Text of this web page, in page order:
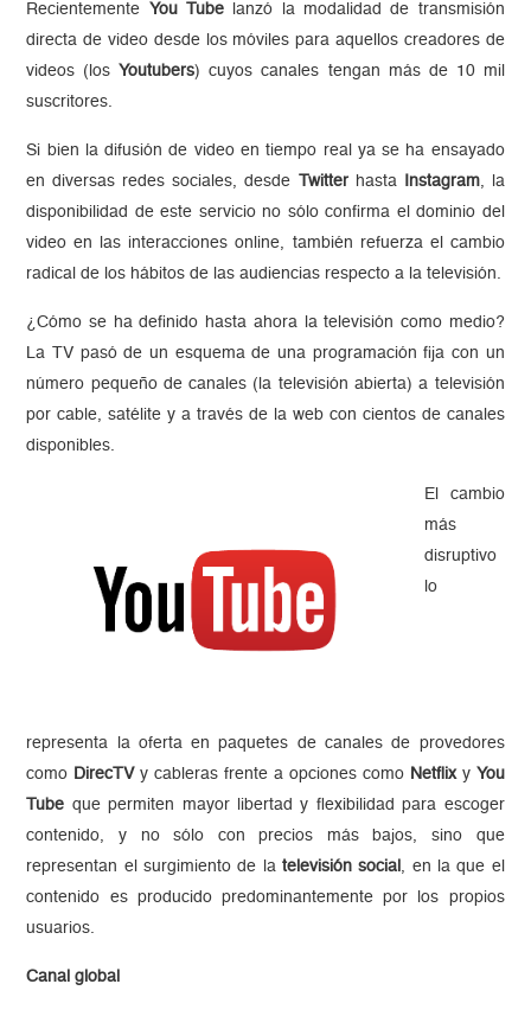
Recientemente You Tube lanzó la modalidad de transmisión
directa de video desde los móviles para aquellos creadores de
videos (los Youtubers) cuyos canales tengan más de 10 mil
suscritores.
Si bien la difusión de video en tiempo real ya se ha ensayado
en diversas redes sociales, desde
Twitterhasta Instagram, la
disponibilidad de este servicio no sólo confirma el dominio del
video en las interacciones online, también refuerza el cambio
radical de los hábitos de las audiencias respecto a la televisión.
¿Cómo se ha definido hasta ahora la televisión como medio?
La TV pasó de un esquema de una programación fija con un
número pequeño de canales (la televisión abierta) a televisión
por cable, satélite y a través de la web con cientos de canales
disponibles.
El cambio
más
disruptivo
lo
representa la oferta en paquetes de canales de provedores
como DirecTV y cableras frente a opciones como Netflixy You
Tube que permiten mayor libertad y flexibilidad para escoger
contenido, y no sólo con precios más bajos, sino que
representan el surgimiento de la televisión social , en la que el
contenido es producido predominantemente por los propios
usuarios.
Canal global